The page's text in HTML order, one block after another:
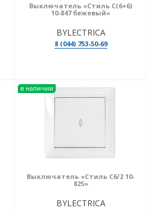
Выключатель «Стиль С(6+6)
10-847 бежевый»
BYLECTRICA
8 (044) 753-50-69
в наличии
Выключатель «Стиль С6/2 10-
825»
BYLECTRICA